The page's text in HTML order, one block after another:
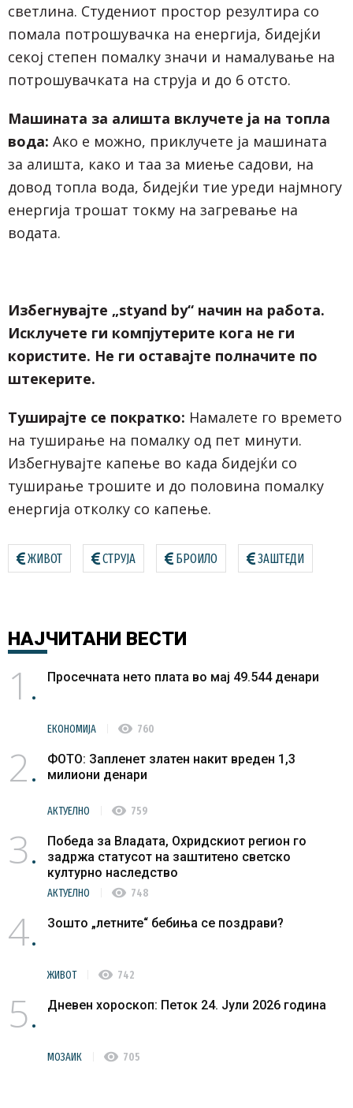
светлина. Студениот простор резултира со
помала потрошувачка на енергија, бидејќи
секој степен помалку значи и намалување на
потрошувачката на струја и до 6 отсто.
Машината за алишта вклучете ја на топла
вода: Ако е можно, приклучете ја машината
за алишта, како и таа за миење садови, на
довод топла вода, бидејќи тие уреди најмногу
енергија трошат токму на загревање на
водата.
Избегнувајте „styand by“ начин на работа.
Исклучете ги компјутерите кога не ги
користите. Не ги оставајте полначите по
штекерите.
Туширајте се пократко: Намалете го времето
на туширање на помалку од пет минути.
Избегнувајте капење во када бидејќи со
туширање трошите и до половина помалку
енергија отколку со капење.
ЖИВОТ СТРУЈА БРОИЛО ЗАШТЕДИ
НАЈЧИТАНИ ВЕСТИ
1 Просечната нето плата во мај 49.544 денари
ЕКОНОМИЈА visibility 760
2
ФОТО: Запленет златен накит вреден 1,3
милиони денари
АКТУЕЛНО visibility 759
3
Победа за Владата, Охридскиот регион го
задржа статусот на заштитено светско
културно наследство
АКТУЕЛНО visibility 748
4 Зошто „летните“ бебиња се поздрави?
ЖИВОТ visibility 742
5 Дневен хороскоп: Петок 24. Јули 2026 година
МОЗАИК visibility 705